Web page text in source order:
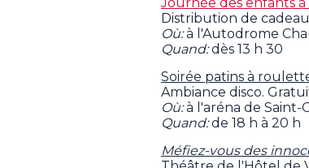
Journée des enfants
Distribution de
Où:à l'Autodrome
Quand:dès 13 h 30
Soirée patins à
Ambiance disco.
Où:à l'aréna de Saint-
Quand:de 18 h à 20 h
Méfiez-vous des